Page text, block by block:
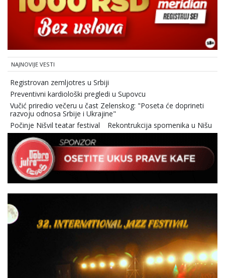
NAJNOVIJE VESTI
Registrovan zemljotres u Srbiji
Preventivni kardiološki pregledi u Supovcu
Vučić priredio večeru u čast Zelenskog: "Poseta će doprineti
razvoju odnosa Srbije i Ukrajine"
Počinje Nišvil teatar festival
Rekontrukcija spomenika u Nišu